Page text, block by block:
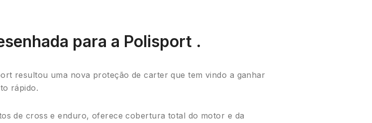
para a Polisport .
resultou uma nova proteção de carter que tem vindo a ganhar
rápido.
de cross e enduro, oferece cobertura total do motor e da